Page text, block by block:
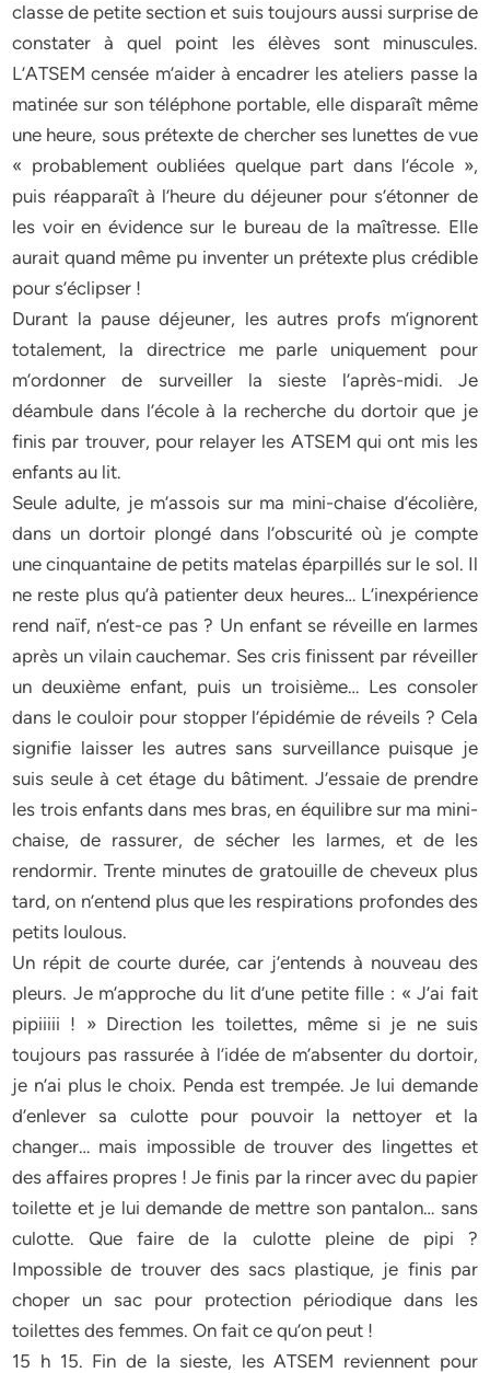
classe de petite section et suis toujours aussi surprise de
constater à quel point les élèves sont minuscules.
L’ATSEM censée m’aider à encadrer les ateliers passe la
matinée sur son téléphone portable, elle disparaît même
une heure, sous prétexte de chercher ses lunettes de vue
« probablement oubliées quelque part dans l’école »,
puis réapparaît à l’heure du déjeuner pour s’étonner de
les voir en évidence sur le bureau de la maîtresse. Elle
aurait quand même pu inventer un prétexte plus crédible
pour s’éclipser !
Durant la pause déjeuner, les autres profs m’ignorent
totalement, la directrice me parle uniquement pour
m’ordonner de surveiller la sieste l’après-midi. Je
déambule dans l’école à la recherche du dortoir que je
finis par trouver, pour relayer les ATSEM qui ont mis les
enfants au lit.
Seule adulte, je m’assois sur ma mini-chaise d’écolière,
dans un dortoir plongé dans l’obscurité où je compte
une cinquantaine de petits matelas éparpillés sur le sol. Il
ne reste plus qu’à patienter deux heures… L’inexpérience
rend naïf, n’est-ce pas ? Un enfant se réveille en larmes
après un vilain cauchemar. Ses cris finissent par réveiller
un deuxième enfant, puis un troisième… Les consoler
dans le couloir pour stopper l’épidémie de réveils ? Cela
signifie laisser les autres sans surveillance puisque je
suis seule à cet étage du bâtiment. J’essaie de prendre
les trois enfants dans mes bras, en équilibre sur ma mini-
chaise, de rassurer, de sécher les larmes, et de les
rendormir. Trente minutes de gratouille de cheveux plus
tard, on n’entend plus que les respirations profondes des
petits loulous.
Un répit de courte durée, car j’entends à nouveau des
pleurs. Je m’approche du lit d’une petite fille : « J’ai fait
pipiiiii ! » Direction les toilettes, même si je ne suis
toujours pas rassurée à l’idée de m’absenter du dortoir,
je n’ai plus le choix. Penda est trempée. Je lui demande
d’enlever sa culotte pour pouvoir la nettoyer et la
changer… mais impossible de trouver des lingettes et
des affaires propres ! Je finis par la rincer avec du papier
toilette et je lui demande de mettre son pantalon… sans
culotte. Que faire de la culotte pleine de pipi ?
Impossible de trouver des sacs plastique, je finis par
choper un sac pour protection périodique dans les
toilettes des femmes. On fait ce qu’on peut !
15 h 15. Fin de la sieste, les ATSEM reviennent pour